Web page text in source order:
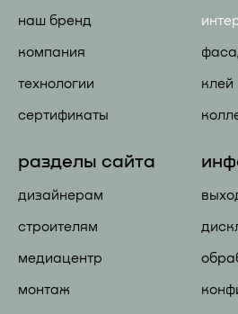
наш бренд
компания
технологии
сертификаты
клей
разделы сайта
дизайнерам
строителям
медиацентр
монтаж